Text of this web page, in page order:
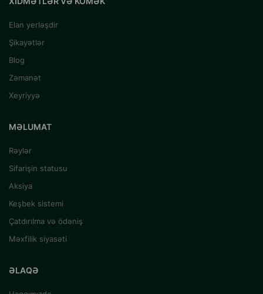
Elan yerləşdir
Şikayətlər
Blog
Zəmanət
Xeyriyyə
MƏLUMAT
Rəylər
Sifarişin statusu
Aksiya
Keşbek sistemi
Çatdırılma və ödəniş
Məxfilik siyasəti
ƏLAQƏ